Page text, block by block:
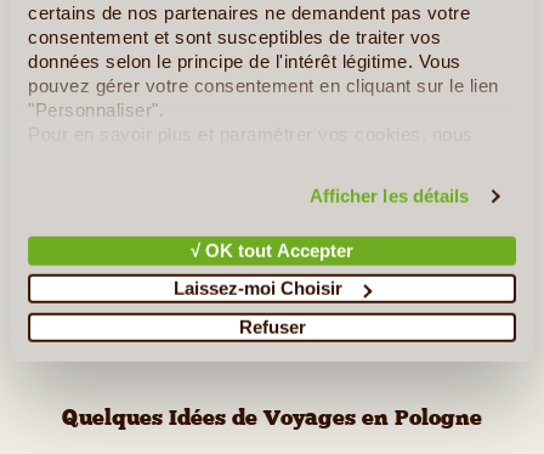
certains de nos partenaires ne demandent pas votre
consentement et sont susceptibles de traiter vos
données selon le principe de l'intérêt légitime. Vous
pouvez gérer votre consentement en cliquant sur le lien
"Personnaliser".
Pour en savoir plus et paramétrer vos cookies, nous
Afficher les détails
√ OK tout Accepter
Laissez-moi Choisir
Refuser
Située à cheval sur la Biélorussie et la Pologne, à près de
200 kilomètres de Varsovie, la forêt de Bialowieza est l'un
des plus grands trésors naturels du pays. Elle était autrefois
le terrain de chasse favori des rois de Pologne, et a (...)
Massif des Tatras
La Mine de sel de Wieliczka
<< Retour aux Incontournables de Pologne
Quelques Idées de Voyages en Pologne